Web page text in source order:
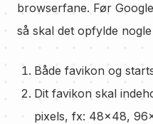
browserfane. Før
så skal det opfylde
Både favikon og
Dit favikon skal
pixels, fx: 48×48,